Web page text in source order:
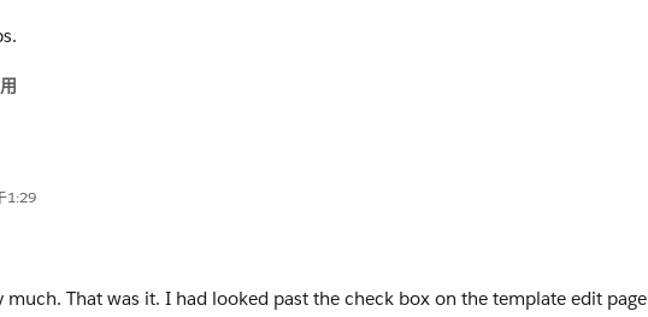
1:29
much. That was it. I had looked past the check box on the template edit page